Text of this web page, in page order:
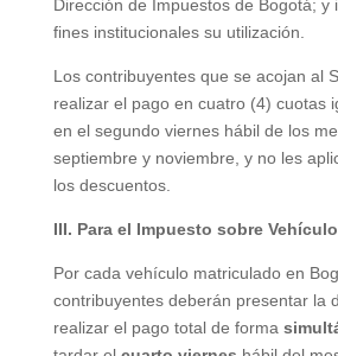
Dirección de Impuestos de Bogotá; y
fines institucionales su utilización.
Los contribuyentes que se acojan al
realizar el pago en cuatro (4) cuotas
en el segundo viernes hábil de los
septiembre y noviembre, y no les
los descuentos.
III. Para el Impuesto sobre
Por cada vehículo matriculado en
contribuyentes deberán presentar la
realizar el pago total de forma